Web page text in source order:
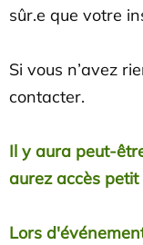
sûr.e que votre
Si vous n’avez
contacter.
Il y aura peut-
aurez accès
Lors